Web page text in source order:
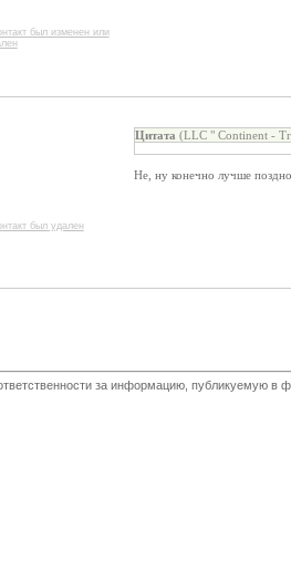
был изменен или
был удален
Цитата (LLC " Continent -
Не, ну конечно лучше
за информацию, публикуемую